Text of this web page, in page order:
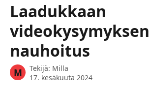
Laadukkaan
videokysymyksen
nauhoitus
M Tekijä: Milla
17. kesäkuuta 2024